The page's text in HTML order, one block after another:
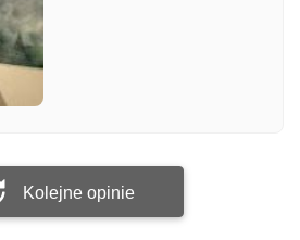
Kolejne opinie